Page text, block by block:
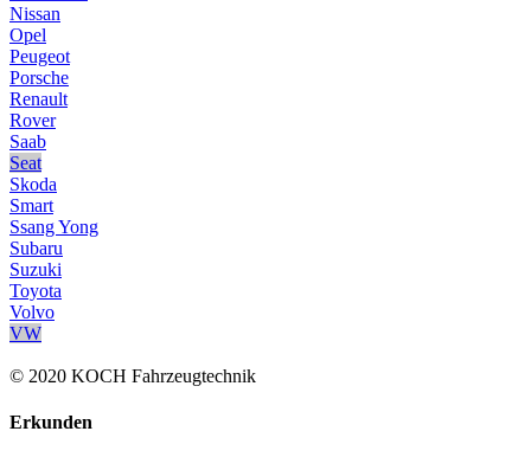
Nissan
Opel
Peugeot
Porsche
Renault
Rover
Saab
Seat
Skoda
Smart
Ssang Yong
Subaru
Suzuki
Toyota
Volvo
VW
© 2020 KOCH Fahrzeugtechnik
Erkunden